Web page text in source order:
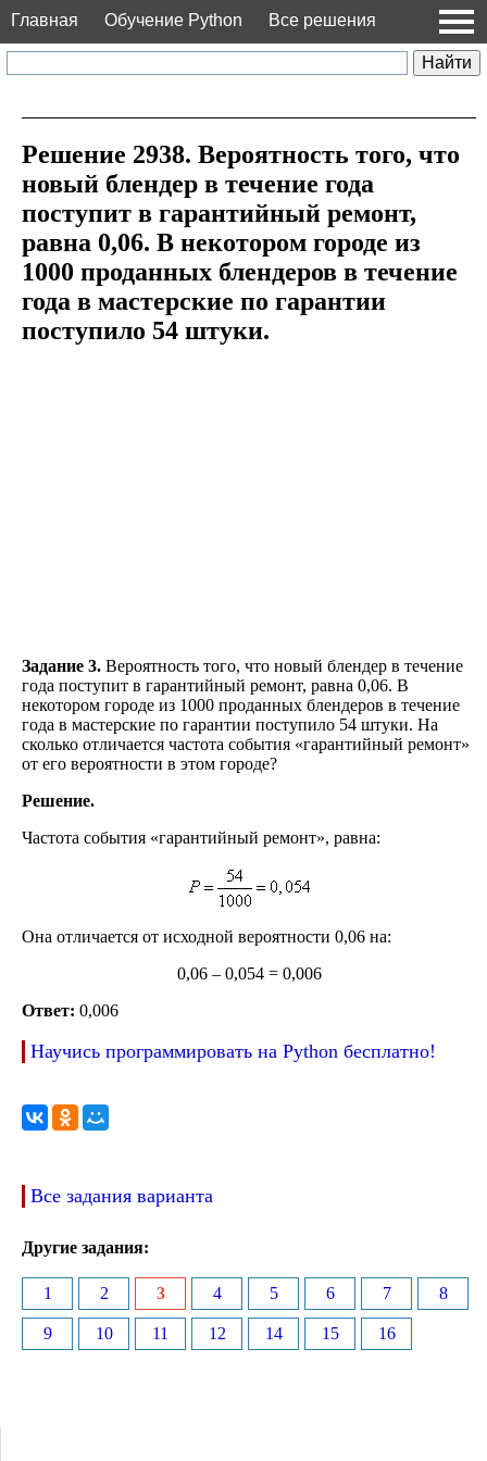
Главная Обучение Python Все решения
Решение 2938. Вероятность того, что
новый блендер в течение года
поступит в гарантийный ремонт,
равна 0,06. В некотором городе из
1000 проданных блендеров в течение
года в мастерские по гарантии
поступило 54 штуки.
Задание 3. Вероятность того, что новый блендер в течение
года поступит в гарантийный ремонт, равна 0,06. В
некотором городе из 1000 проданных блендеров в течение
года в мастерские по гарантии поступило 54 штуки. На
сколько отличается частота события «гарантийный ремонт»
от его вероятности в этом городе?
Решение.
Частота события «гарантийный ремонт», равна:
Она отличается от исходной вероятности 0,06 на:
0,06 – 0,054 = 0,006
Ответ: 0,006
Научись программировать на Python бесплатно!
Все задания варианта
Другие задания:
1 2 3 4 5 6 7 8
9 10 11 12 14 15 16